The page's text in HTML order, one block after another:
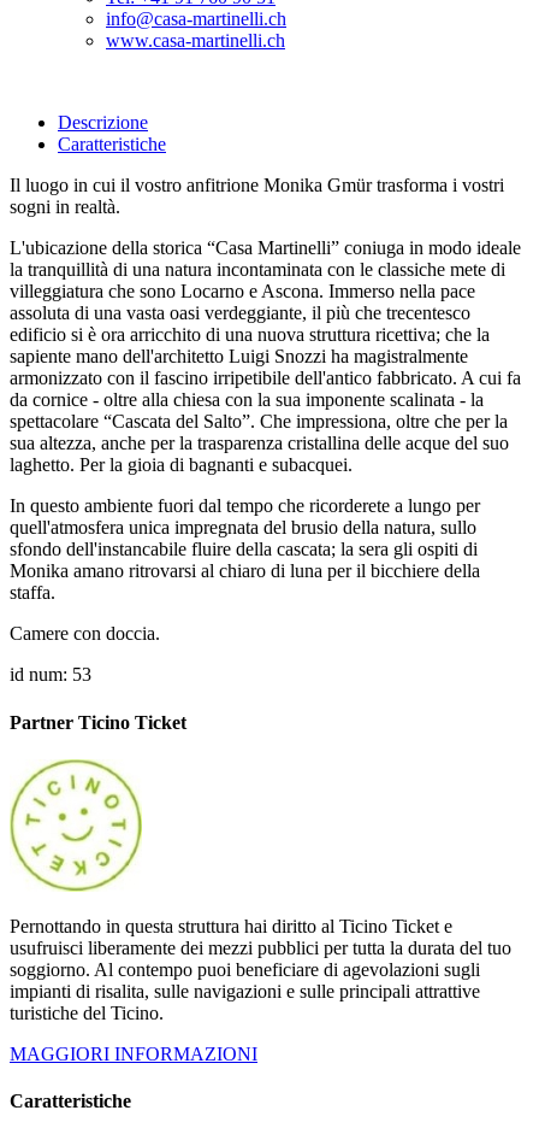
info@casa-martinelli.ch
www.casa-martinelli.ch
Descrizione
Caratteristiche
Il luogo in cui il vostro anfitrione Monika Gmür trasforma i vostri
sogni in realtà.
L'ubicazione della storica “Casa Martinelli” coniuga in modo ideale
la tranquillità di una natura incontaminata con le classiche mete di
villeggiatura che sono Locarno e Ascona. Immerso nella pace
assoluta di una vasta oasi verdeggiante, il più che trecentesco
edificio si è ora arricchito di una nuova struttura ricettiva; che la
sapiente mano dell'architetto Luigi Snozzi ha magistralmente
armonizzato con il fascino irripetibile dell'antico fabbricato. A cui fa
da cornice - oltre alla chiesa con la sua imponente scalinata - la
spettacolare “Cascata del Salto”. Che impressiona, oltre che per la
sua altezza, anche per la trasparenza cristallina delle acque del suo
laghetto. Per la gioia di bagnanti e subacquei.
In questo ambiente fuori dal tempo che ricorderete a lungo per
quell'atmosfera unica impregnata del brusio della natura, sullo
sfondo dell'instancabile fluire della cascata; la sera gli ospiti di
Monika amano ritrovarsi al chiaro di luna per il bicchiere della
staffa.
Camere con doccia.
id num: 53
Partner Ticino Ticket
Pernottando in questa struttura hai diritto al Ticino Ticket e
usufruisci liberamente dei mezzi pubblici per tutta la durata del tuo
soggiorno. Al contempo puoi beneficiare di agevolazioni sugli
impianti di risalita, sulle navigazioni e sulle principali attrattive
turistiche del Ticino.
MAGGIORI INFORMAZIONI
Caratteristiche